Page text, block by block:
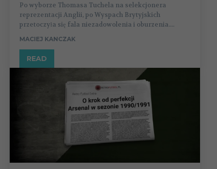
Po wyborze Thomasa Tuchela na selekcjonera
reprezentacji Anglii, po Wyspach Brytyjskich
przetoczyła się fala niezadowolenia i oburzenia....
MACIEJ KANCZAK
READ